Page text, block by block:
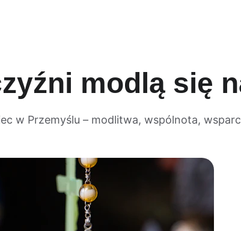
modlą się
w Przemyślu – modlitwa, wspólnota,